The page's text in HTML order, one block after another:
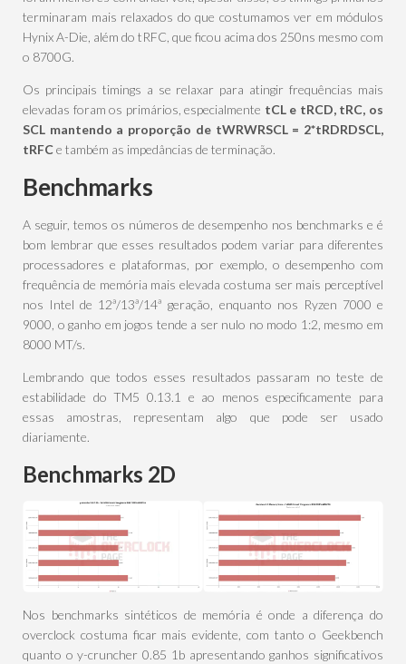
terminaram mais relaxados do que costumamos ver em módulos
Hynix A-Die, além do tRFC, que ficou acima dos 250ns mesmo com
o 8700G.
Os principais timings a se relaxar para atingir frequências mais
elevadas foram os primários, especialmente tCL e tRCD, tRC, os
SCL mantendo a proporção de tWRWRSCL = 2*tRDRDSCL,
tRFCe também as impedâncias de terminação.
Benchmarks
A seguir, temos os números de desempenho nos benchmarks e é
bom lembrar que esses resultados podem variar para diferentes
processadores e plataformas, por exemplo, o desempenho com
frequência de memória mais elevada costuma ser mais perceptível
nos Intel de 12ª/13ª/14ª geração, enquanto nos Ryzen 7000 e
9000, o ganho em jogos tende a ser nulo no modo 1:2, mesmo em
8000 MT/s.
Lembrando que todos esses resultados passaram no teste de
estabilidade do TM5 0.13.1 e ao menos especificamente para
essas amostras, representam algo que pode ser usado
diariamente.
Benchmarks 2D
Nos benchmarks sintéticos de memória é onde a diferença do
overclock costuma ficar mais evidente, com tanto o Geekbench
quanto o y-cruncher 0.85 1b apresentando ganhos significativos